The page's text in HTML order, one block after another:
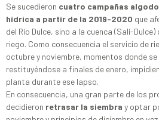
Se sucedieron cuatro campañas
hídrica a partir de la 2019-2020 que
del Río Dulce, sino a la cuenca (Salí-
riego. Como consecuencia el servicio de
octubre y noviembre, momentos donde
restituyéndose a finales de enero,
planta durante ese lapso.
En consecuencia, una gran parte de los
decidieron retrasar la siembra y optar